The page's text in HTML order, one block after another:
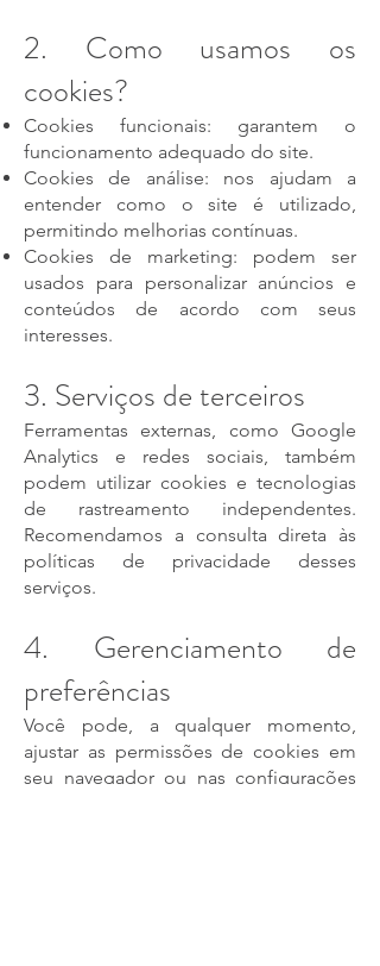
2. Como usamos os
cookies?
Cookies funcionais: garantem o
funcionamento adequado do site.
Cookies de análise: nos ajudam a
entender como o site é utilizado,
permitindo melhorias contínuas.
Cookies de marketing: podem ser
usados para personalizar anúncios e
conteúdos de acordo com seus
interesses.
3. Serviços de terceiros
Ferramentas externas, como Google
Analytics e redes sociais, também
podem utilizar cookies e tecnologias
de rastreamento independentes.
Recomendamos a consulta direta às
políticas de privacidade desses
serviços.
4. Gerenciamento de
preferências
Você pode, a qualquer momento,
ajustar as permissões de cookies em
seu navegador ou nas configurações